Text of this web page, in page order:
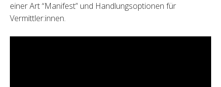
einer Art “Manifest” und Handlungsoptionen für
Vermittler:innen.